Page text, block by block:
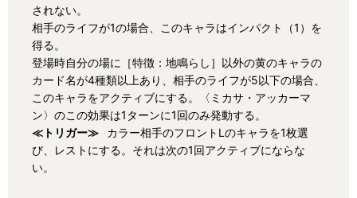
されない。
相手のライフが1の場合、このキャラはインパクト（1）を
得る。
登場時自分の場に［特徴：地鳴らし］以外の黄のキャラの
カード名が4種類以上あり、相手のライフが5以下の場合、
このキャラをアクティブにする。〈ミカサ・アッカーマ
ン〉のこの効果は1ターンに1回のみ発動する。
≪トリガー≫
カラー相手のフロントLのキャラを1枚選
び、レストにする。それは次の1回アクティブにならな
い。